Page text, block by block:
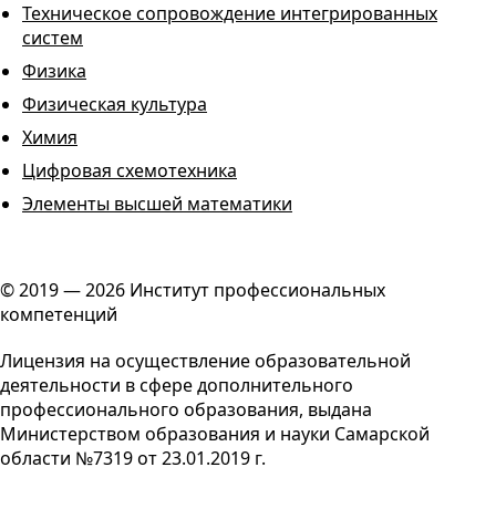
Техническое сопровождение интегрированных
систем
Физика
Физическая культура
Химия
Цифровая схемотехника
Элементы высшей математики
© 2019 — 2026 Институт профессиональных
компетенций
Лицензия на осуществление образовательной
деятельности в сфере дополнительного
профессионального образования, выдана
Министерством образования и науки Самарской
области №7319 от 23.01.2019 г.